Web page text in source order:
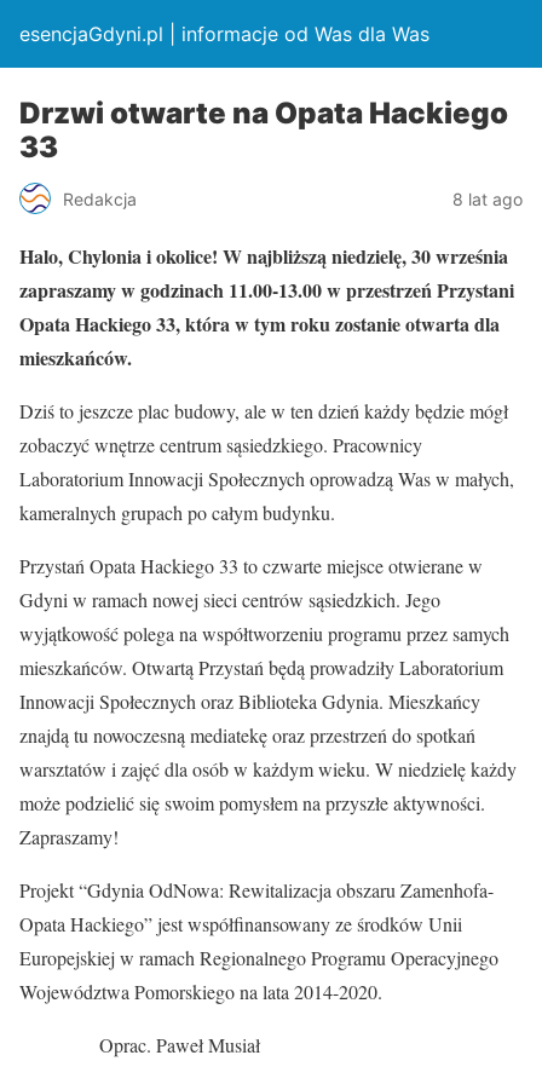
esencjaGdyni.pl | informacje od Was dla Was
Drzwi otwarte na Opata Hackiego
33
Redakcja 8 lat ago
Halo, Chylonia i okolice! W najbliższą niedzielę, 30 września
zapraszamy w godzinach 11.00-13.00 w przestrzeń Przystani
Opata Hackiego 33, która w tym roku zostanie otwarta dla
mieszkańców.
Dziś to jeszcze plac budowy, ale w ten dzień każdy będzie mógł
zobaczyć wnętrze centrum sąsiedzkiego. Pracownicy
Laboratorium Innowacji Społecznych oprowadzą Was w małych,
kameralnych grupach po całym budynku.
Przystań Opata Hackiego 33 to czwarte miejsce otwierane w
Gdyni w ramach nowej sieci centrów sąsiedzkich. Jego
wyjątkowość polega na współtworzeniu programu przez samych
mieszkańców. Otwartą Przystań będą prowadziły Laboratorium
Innowacji Społecznych oraz Biblioteka Gdynia. Mieszkańcy
znajdą tu nowoczesną mediatekę oraz przestrzeń do spotkań
warsztatów i zajęć dla osób w każdym wieku. W niedzielę każdy
może podzielić się swoim pomysłem na przyszłe aktywności.
Zapraszamy!
Projekt “Gdynia OdNowa: Rewitalizacja obszaru Zamenhofa-
Opata Hackiego” jest współfinansowany ze środków Unii
Europejskiej w ramach Regionalnego Programu Operacyjnego
Województwa Pomorskiego na lata 2014-2020.
Oprac. Paweł Musiał